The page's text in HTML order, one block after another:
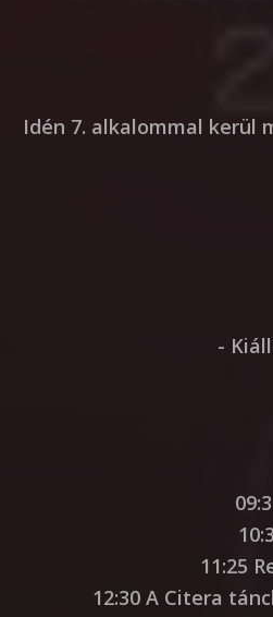
Idén 7. alkalommal kerül
-
11:25
12:30 A Citera